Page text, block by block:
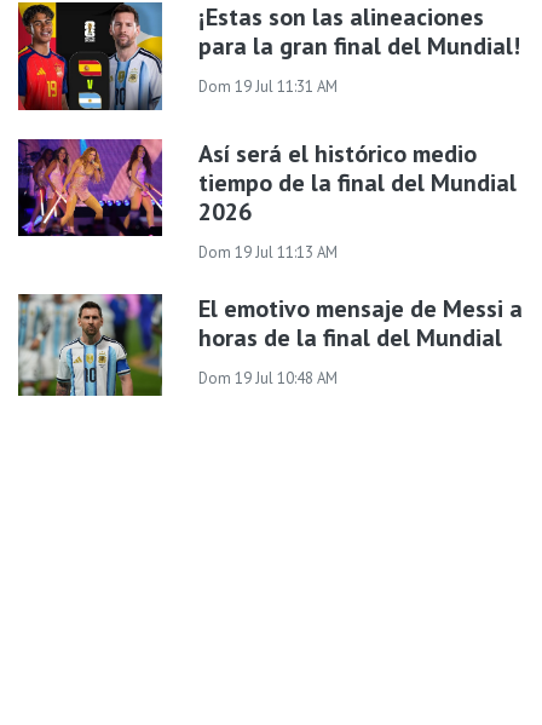
¡Estas son las alineaciones
para la gran final del Mundial!
Dom 19 Jul 11:31 AM
Así será el histórico medio
tiempo de la final del Mundial
2026
Dom 19 Jul 11:13 AM
El emotivo mensaje de Messi a
horas de la final del Mundial
Dom 19 Jul 10:48 AM